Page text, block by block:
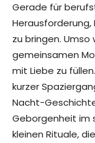
Gerade für
Herausforderung,
zu bringen.
gemeinsamen
mit Liebe zu
kurzer
Nacht-
Geborgenheit im
kleinen Rituale,